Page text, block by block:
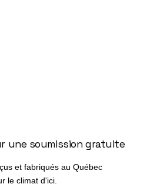
une soumission gratuite
et fabriqués au Québec
le climat d'ici.